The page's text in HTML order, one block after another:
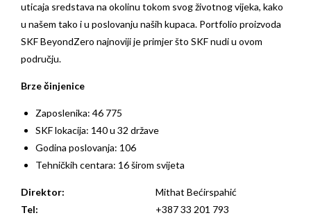
uticaja sredstava na okolinu tokom svog životnog vijeka, kako
u našem tako i u poslovanju naših kupaca. Portfolio proizvoda
SKF BeyondZero najnoviji je primjer što SKF nudi u ovom
području.
Brze činjenice
Zaposlenika: 46 775
SKF lokacija: 140 u 32 države
Godina poslovanja: 106
Tehničkih centara: 16 širom svijeta
Direktor:
Mithat Bećirspahić
Tel:
+387 33 201 793